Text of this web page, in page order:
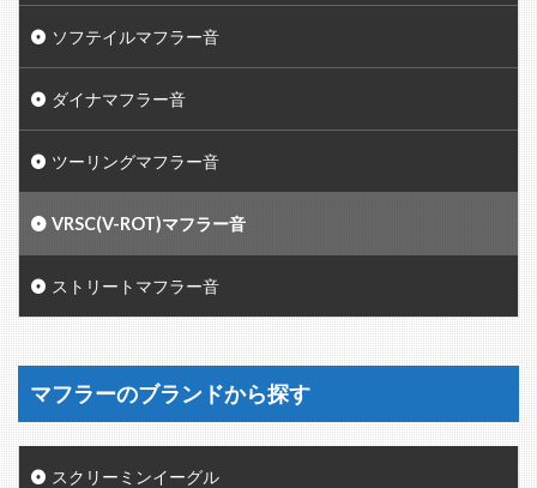
ソフテイルマフラー音
ダイナマフラー音
ツーリングマフラー音
VRSC(V-ROT)マフラー音
ストリートマフラー音
マフラーのブランドから探す
スクリーミンイーグル